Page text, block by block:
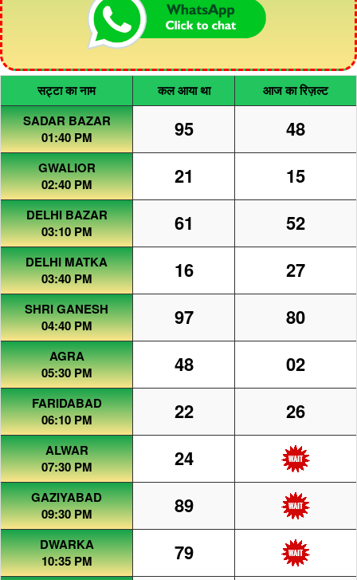
सट्टा का नाम कल आया था
आज का रिज़ल्ट
SADAR BAZAR
01:40 PM
95 48
GWALIOR
02:40 PM
21 15
DELHI BAZAR
03:10 PM
61 52
DELHI MATKA
03:40 PM
16 27
SHRI GANESH
04:40 PM
97 80
AGRA
05:30 PM
48 02
FARIDABAD
06:10 PM
22 26
ALWAR
07:30 PM
24
GAZIYABAD
09:30 PM
89
DWARKA
10:35 PM
79